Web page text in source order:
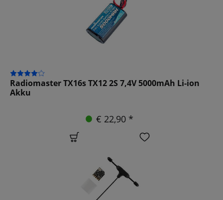
Radiomaster TX16s TX12 2S 7,4V 5000mAh Li-ion
Akku
€ 22,90 *